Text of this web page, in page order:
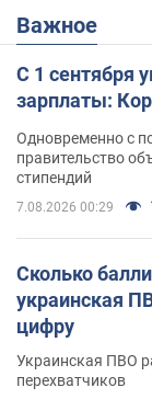
Важное
С 1 сентября
зарплаты:
Одновременно с
правительство
стипендий
7.08.2026 00:29
Сколько
украинская
цифру
Украинская ПВО
перехватчиков